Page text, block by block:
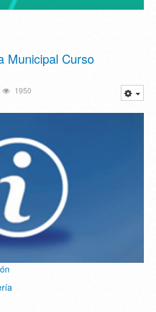
Municipal Curso
1950